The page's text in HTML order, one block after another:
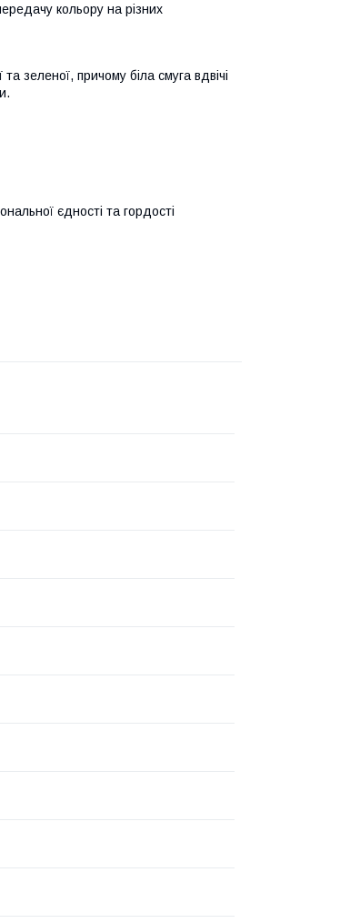
кольору на різних
зеленої, причому біла смуга вдвічі
єдності та гордості